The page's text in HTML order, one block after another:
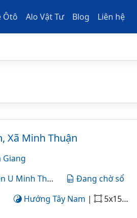
Ôtô Alo Vật Tư Blog Liên hệ
Xã Minh Thuận
Giang
Minh Thượng, Kiên Giang
Đang chờ sổ
Hướng Tây Nam | 5x15=75 m²